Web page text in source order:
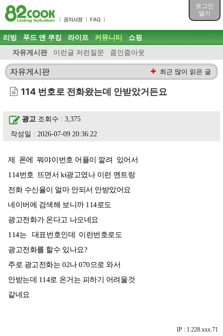
로그인
열기
목차
주메뉴 바로가기
컨텐츠 바로가기
검색 바로가기
로그인 바로가기
주메뉴
리빙 푸드 앤 쿠킹 라이프 커뮤니티
자유게시판 이런글 저런질문 줌인줌아웃
쇼핑
자유게시판 최근 많이 읽은 글
114 번호로 전화왔는데 안받았거든요
광고 조회수 : 3,375
작성일 : 2026-07-09 20:36:22
제 폰에 뭐야이번호 어플이 깔려 있어서
114번호 뜨면서 kt광고였나 이런 멘트랑
전화 수신율이 얼마 안되서 안받았어요
네이버에 검색해 보니까 114로도
광고전화가 온다고 나오네요
114는 대표번호인데 이런번호로도
광고전화를 할수 있나요?
주로 광고전화는 02나 070으로 와서
안받는데 114로 온거는 피하기 어려울것
같네요
IP : 1.228.xxx.71